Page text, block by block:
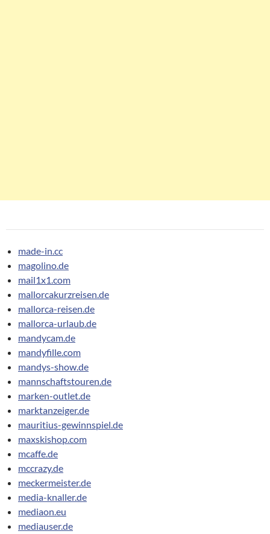
made-in.cc
magolino.de
mail1x1.com
mallorcakurzreisen.de
mallorca-reisen.de
mallorca-urlaub.de
mandycam.de
mandyfille.com
mandys-show.de
mannschaftstouren.de
marken-outlet.de
marktanzeiger.de
mauritius-gewinnspiel.de
maxskishop.com
mcaffe.de
mccrazy.de
meckermeister.de
media-knaller.de
mediaon.eu
mediauser.de